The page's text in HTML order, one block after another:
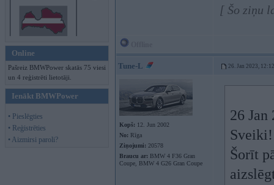
Online
Pašreiz BMWPower skatās 75 viesi
un 4 reģistrēti lietotāji.
Ienākt BMWPower
• Pieslēgties
• Reģistrēties
• Aizmirsi paroli?
[ Šo ziņu
Tune-L 26. Jan 2023, 12:12
Kopš: 12. Jun 2002
No: Rīga
Ziņojumi: 20578
Braucu ar: BMW 4 F36 Gran
Coupe, BMW 4 G26 Gran Coupe
26
Sveiki!
Šorīt